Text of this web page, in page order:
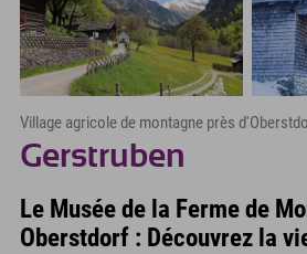
Village agricole de montagne près
Gerstruben
Le Musée de la Ferme de
Oberstdorf : Découvrez la